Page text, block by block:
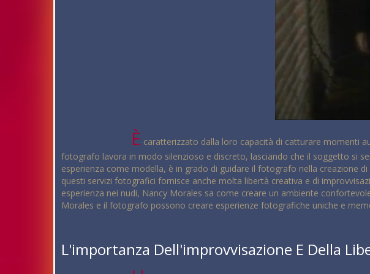
È caratterizzato dalla loro capacità di catturare momenti
fotografo lavora in modo silenzioso e discreto, lasciando che il soggetto si
esperienza come modella, è in grado di guidare il fotografo nella creazione
questi servizi fotografici fornisce anche molta libertà creativa e di
esperienza nei nudi, Nancy Morales sa come creare un ambiente
Morales e il fotografo possono creare esperienze fotografiche uniche e
L'importanza Dell'improvvisazione E Della